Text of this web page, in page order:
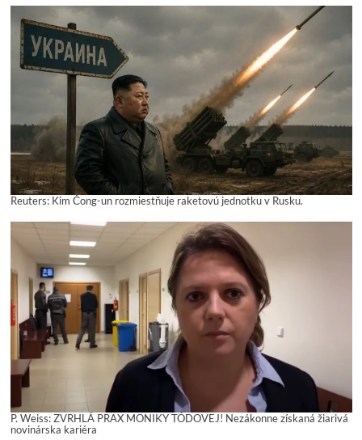
Reuters: Kim Čong-un rozmiestňuje raketovú jednotku v Rusku.
P. Weiss: ZVRHLÁ PRAX MONIKY TÓDOVEJ! Nezákonne získaná žiarivá
novinárska kariéra